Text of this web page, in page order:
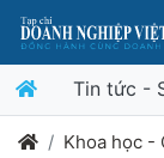
Tin tức -
Khoa học -